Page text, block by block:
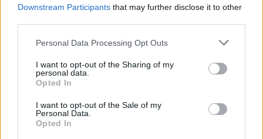
Downstream Participants that may further disclose it to other
Personal Data Processing Opt Outs
I want to opt-out of the Sharing of my
personal data.
Opted In
I want to opt-out of the Sale of my
Personal Data.
Opted In